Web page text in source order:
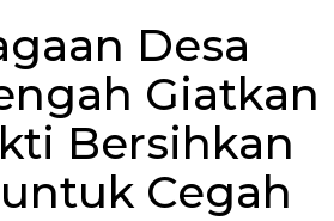
Desa
Giatkan
Bersihkan
Cegah